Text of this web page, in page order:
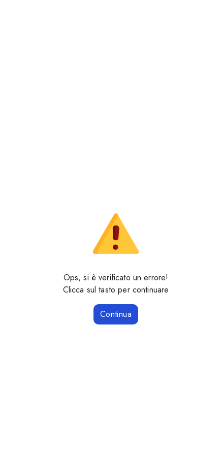
Ops, si è verificato un errore!
Clicca sul tasto per continuare
Continua